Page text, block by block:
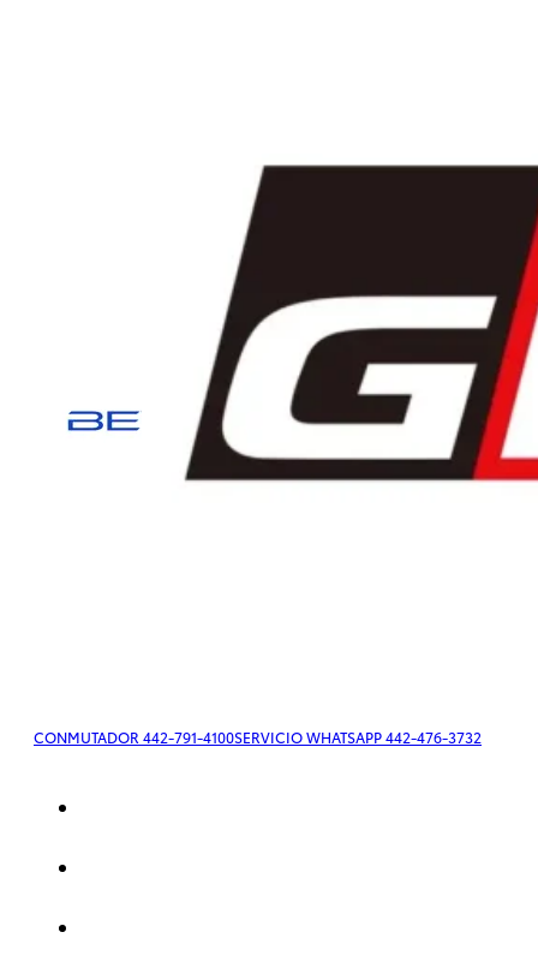
Tacoma
2026
2026
CONMUTADOR 442-791-4100SERVICIO WHATSAPP 442-476-3732